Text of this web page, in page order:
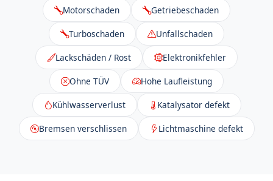
Motorschaden Getriebeschaden
Turboschaden Unfallschaden
Lackschäden / Rost Elektronikfehler
Ohne TÜV Hohe Laufleistung
Kühlwasserverlust Katalysator defekt
Bremsen verschlissen Lichtmaschine defekt